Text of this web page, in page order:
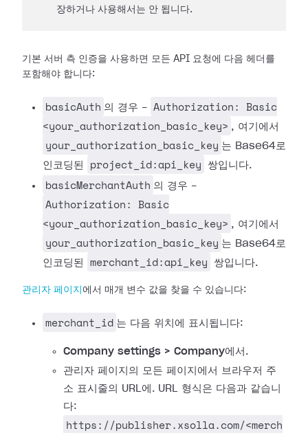
장하거나 사용해서는 안 됩니다.
기본 서버 측 인증을 사용하면 모든 API 요청에 다음 헤더를
포함해야 합니다:
basicAuth 의 경우 - Authorization: Basic
<your_authorization_basic_key> , 여기에서
your_authorization_basic_key 는 Base64로
인코딩된
project_id:api_key 쌍입니다.
basicMerchantAuth 의 경우 -
Authorization: Basic
<your_authorization_basic_key> , 여기에서
your_authorization_basic_key 는 Base64로
인코딩된
merchant_id:api_key 쌍입니다.
관리자 페이지 에서 매개 변수 값을 찾을 수 있습니다:
merchant_id 는 다음 위치에 표시됩니다:
Company settings > Company에서.
관리자 페이지의 모든 페이지에서 브라우저 주
소 표시줄의 URL에. URL 형식은 다음과 같습니
다:
https://publisher.xsolla.com/<merch